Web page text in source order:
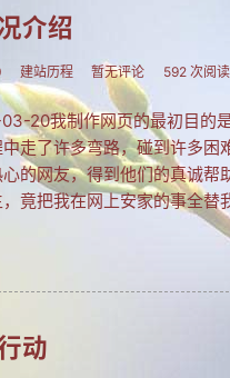
介绍
建站历程 暂无评论 592 次阅读
20我制作网页的最初目的
走了许多弯路，碰到许多
的网友，得到他们的真诚帮
竟把我在网上安家的事全
动